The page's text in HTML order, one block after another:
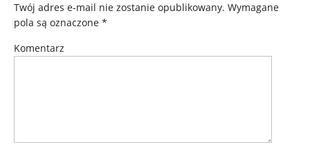
Twój adres e-mail nie zostanie opublikowany. Wymagane
pola są oznaczone *
Komentarz